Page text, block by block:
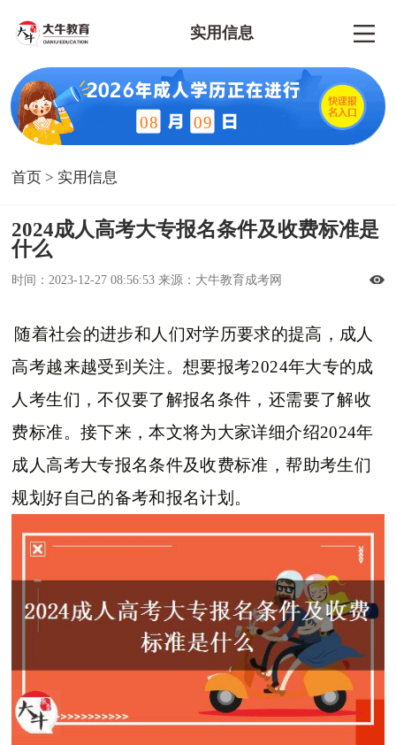
实用信息
08 09
首页 > 实用信息
2024成人高考大专报名条件及收费标准是
什么
时间：2023-12-27 08:56:53 来源：大牛教育成考网
随着社会的进步和人们对学历要求的提高，成人
高考越来越受到关注。想要报考2024年大专的成
人考生们，不仅要了解报名条件，还需要了解收
费标准。接下来，本文将为大家详细介绍2024年
成人高考大专报名条件及收费标准，帮助考生们
规划好自己的备考和报名计划。